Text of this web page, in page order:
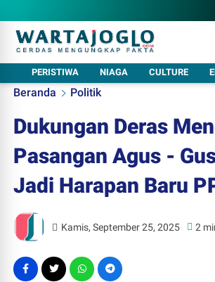
PERISTIWA NIAGA CULTURE
Beranda Politik
Dukungan Deras
Pasangan Agus -
Jadi Harapan Baru
Kamis, September 25, 2025 2